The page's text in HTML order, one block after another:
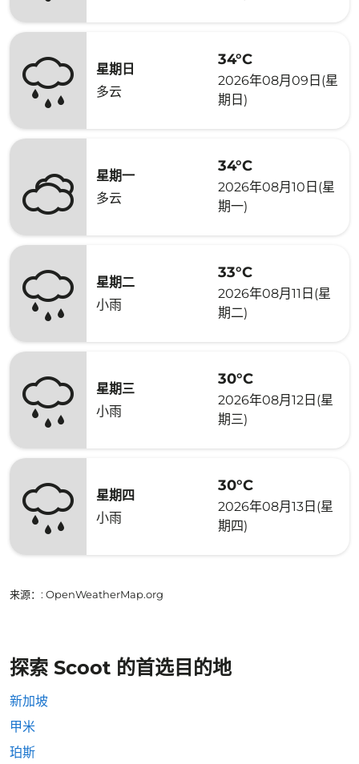
星期日
多云
34°C
2026年08月09日(星
期日)
星期一
多云
34°C
2026年08月10日(星
期一)
星期二
小雨
33°C
2026年08月11日(星
期二)
星期三
小雨
30°C
2026年08月12日(星
期三)
星期四
小雨
30°C
2026年08月13日(星
期四)
来源： : OpenWeatherMap.org
探索 Scoot 的首选目的地
新加坡
甲米
珀斯